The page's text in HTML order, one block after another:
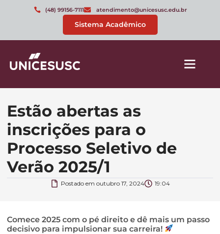
(48) 99156-7111 atendimento@unicesusc.edu.br
Sistema Acadêmico
Estão abertas as
inscrições para o
Processo Seletivo de
Verão 2025/1
Postado em outubro 17, 2024 19:04
Comece 2025 com o pé direito e dê mais um passo
decisivo para impulsionar sua carreira!